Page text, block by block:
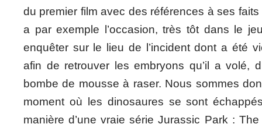
du premier film avec des références à ses
a par exemple l’occasion, très tôt dans le
enquêter sur le lieu de l’incident dont a été
afin de retrouver les embryons qu’il a volé,
bombe de mousse à raser. Nous sommes
moment où les dinosaures se sont
manière d’une vraie série Jurassic Park :